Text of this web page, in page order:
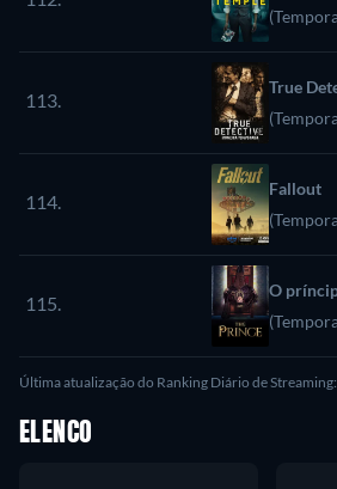
113.
True
114.
Fallout
115.
O
Última atualização do Ranking Diário de
ELENCO